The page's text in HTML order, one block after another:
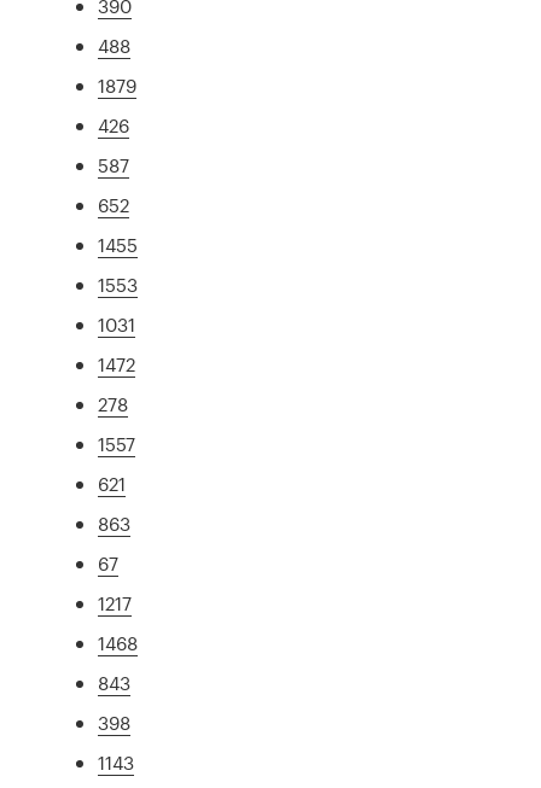
390
488
1879
426
587
652
1455
1553
1031
1472
278
1557
621
863
67
1217
1468
843
398
1143